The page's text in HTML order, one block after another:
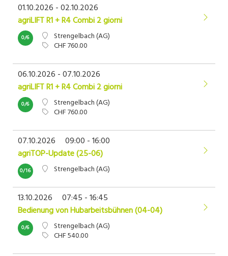
01.10.2026 - 02.10.2026
agriLIFT R1 + R4 Combi 2 giorni
Strengelbach (AG)
CHF 760.00
0/6
06.10.2026 - 07.10.2026
agriLIFT R1 + R4 Combi 2 giorni
Strengelbach (AG)
CHF 760.00
0/6
07.10.2026
09:00 - 16:00
agriTOP-Update (25-06)
Strengelbach (AG)
0/16
13.10.2026
07:45 - 16:45
Bedienung von Hubarbeitsbühnen (04-04)
Strengelbach (AG)
CHF 540.00
0/6